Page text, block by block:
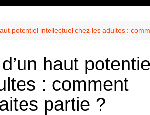
potentiel intellectuel chez les adultes :
haut potentiel
: comment
partie ?